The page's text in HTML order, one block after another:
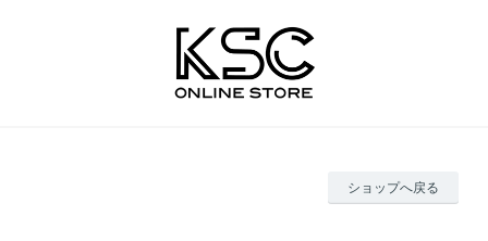
ショップへ戻る